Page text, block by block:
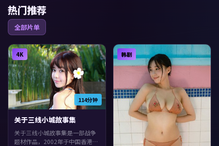
热门推荐
全部片单
114分钟
4K
关于三线小城故事集
关于三线小城故事集是一部战争
题材作品，2002年于中国香港上
韩剧